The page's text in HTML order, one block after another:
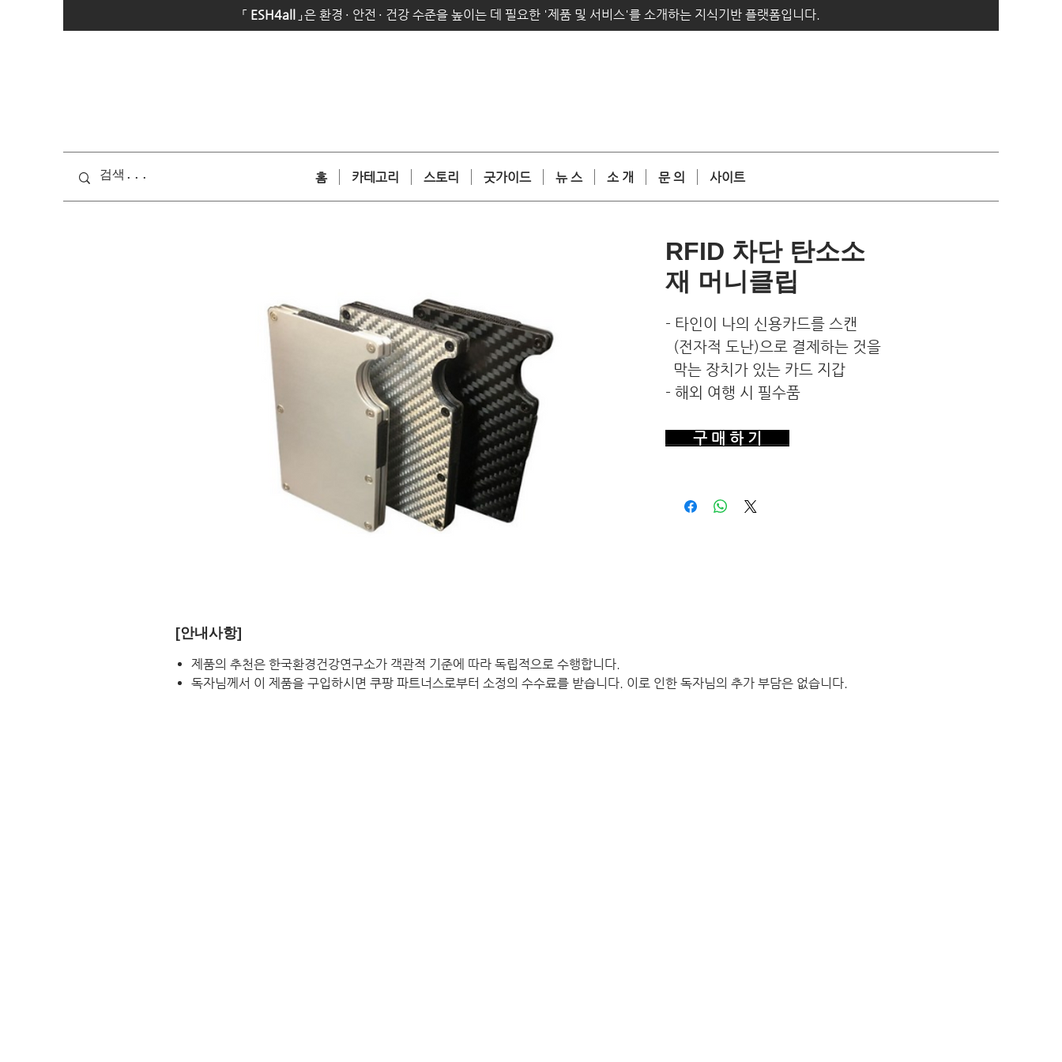
「 ESH4all 」은 환경 · 안전 · 건강 수준을 높이는 데 필요한 '제품 및 서비스'를 소개하는 지식기반 플랫폼입니다.
홈 카테고리 스토리 굿가이드 뉴 스 소 개 문 의 사이트
RFID 차단 탄소소
재 머니클립
- 타인이 나의 신용카드를 스캔
(전자적 도난)으로 결제하는 것을
막는 장치가 있는 카드 지갑
- 해외 여행 시 필수품
구 매 하 기
[안내사항]
제품의 추천은 한국환경건강연구소가 객관적 기준에 따라 독립적으로 수행합니다.
독자님께서 이 제품을 구입하시면 쿠팡 파트너스로부터 소정의 수수료를 받습니다. 이로 인한 독자님의 추가 부담은 없습니다.